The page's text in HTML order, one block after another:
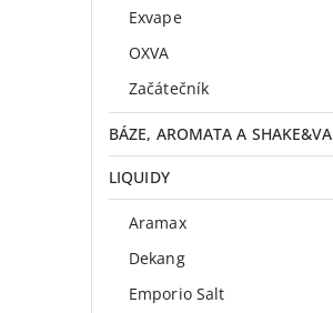
Exvape
OXVA
Začátečník
BÁZE, AROMATA A
LIQUIDY
Aramax
Dekang
Emporio Salt